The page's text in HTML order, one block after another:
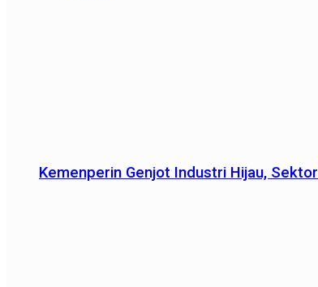
Kemenperin Genjot Industri Hijau,